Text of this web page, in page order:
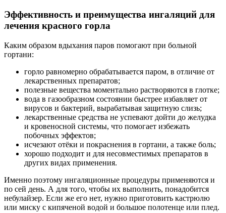
Эффективность и преимущества ингаляций для
лечения красного горла
Каким образом вдыхания паров помогают при больной
гортани:
горло равномерно обрабатывается паром, в отличие от
лекарственных препаратов;
полезные вещества моментально растворяются в глотке;
вода в газообразном состоянии быстрее избавляет от
вирусов и бактерий, вырабатывая защитную слизь;
лекарственные средства не успевают дойти до желудка
и кровеносной системы, что помогает избежать
побочных эффектов;
исчезают отёки и покраснения в гортани, а также боль;
хорошо подходит и для несовместимых препаратов в
других видах применения.
Именно поэтому ингаляционные процедуры применяются и
по сей день. А для того, чтобы их выполнить, понадобится
небулайзер. Если же его нет, нужно приготовить кастрюлю
или миску с кипяченой водой и большое полотенце или плед.